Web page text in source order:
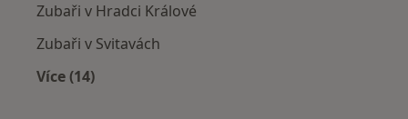
Zubaři v Hradci Králové
Zubaři v Svitavách
Více (14)